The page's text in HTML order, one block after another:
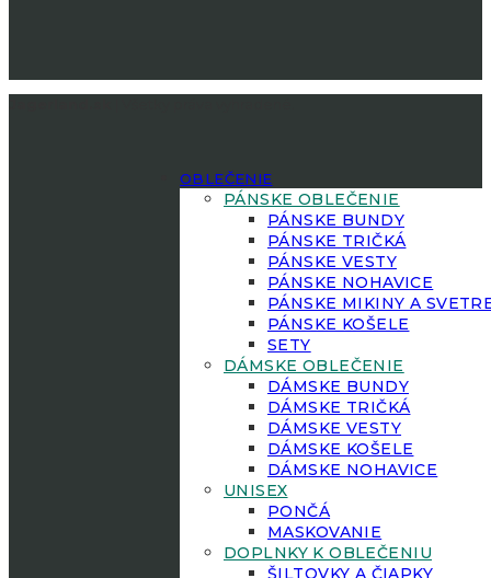
OBLEČENIE
PÁNSKE OBLEČENIE
PÁNSKE BUNDY
PÁNSKE TRIČKÁ
PÁNSKE VESTY
PÁNSKE NOHAVICE
PÁNSKE MIKINY A
PÁNSKE KOŠELE
SETY
DÁMSKE OBLEČENIE
DÁMSKE BUNDY
DÁMSKE TRIČKÁ
DÁMSKE VESTY
DÁMSKE KOŠELE
DÁMSKE NOHAVICE
UNISEX
PONČÁ
MASKOVANIE
DOPLNKY K OBLEČENIU